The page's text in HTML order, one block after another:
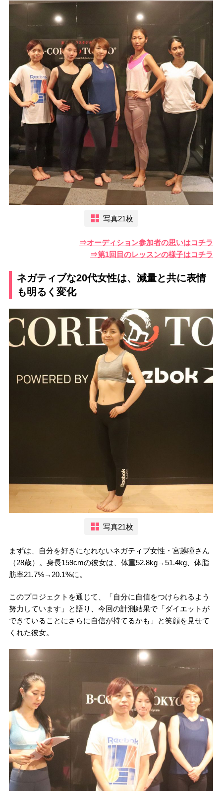
写真21枚
⇒オーディション参加者の思いはコチラ
⇒第1回目のレッスンの様子はコチラ
ネガティブな20代女性は、減量と共に表情
も明るく変化
写真21枚
まずは、自分を好きになれないネガティブ女性・宮越瞳さん
（28歳）。身長159cmの彼女は、体重52.8kg→51.4kg、体脂
肪率21.7%→20.1%に。
このプロジェクトを通じて、「自分に自信をつけられるよう
努力しています」と語り、今回の計測結果で「ダイエットが
できていることにさらに自信が持てるかも」と笑顔を見せて
くれた彼女。